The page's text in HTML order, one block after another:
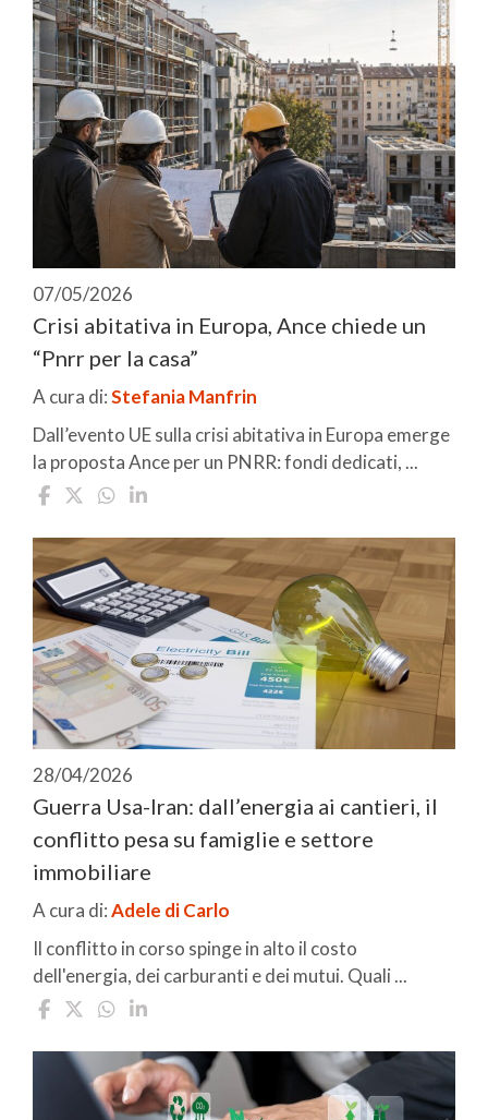
07/05/2026
Crisi abitativa in Europa, Ance chiede un
“Pnrr per la casa”
A cura di:Stefania Manfrin
Dall’evento UE sulla crisi abitativa in Europa emerge
la proposta Ance per un PNRR: fondi dedicati, ...
28/04/2026
Guerra Usa-Iran: dall’energia ai cantieri, il
conflitto pesa su famiglie e settore
immobiliare
A cura di:Adele di Carlo
Il conflitto in corso spinge in alto il costo
dell'energia, dei carburanti e dei mutui. Quali ...